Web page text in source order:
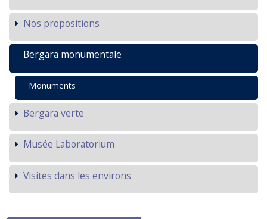
Nos propositions
Bergara monumentale
Monuments
Bergara verte
Musée Laboratorium
Visites dans les environs